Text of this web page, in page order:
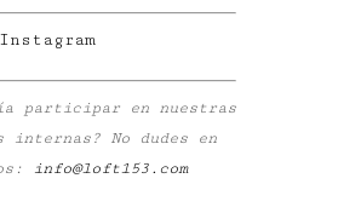
Instagram
participar en nuestras
internas? No dudes en
info@loft153.com